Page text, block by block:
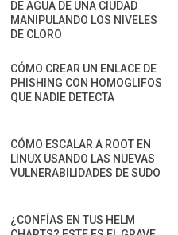
DE AGUA DE UNA CIUDAD
MANIPULANDO LOS NIVELES
DE CLORO
CÓMO CREAR UN ENLACE DE
PHISHING CON HOMOGLIFOS
QUE NADIE DETECTA
CÓMO ESCALAR A ROOT EN
LINUX USANDO LAS NUEVAS
VULNERABILIDADES DE SUDO
¿CONFÍAS EN TUS HELM